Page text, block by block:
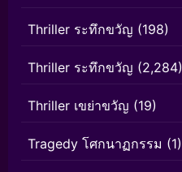
Thriller ระทึกขวัญ (198)
Thriller ระทึกขวัญ (2,284)
Thriller เขย่าขวัญ (19)
Tragedy โศกนาฏกรรม (1)